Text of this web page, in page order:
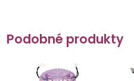
Podobné produkty